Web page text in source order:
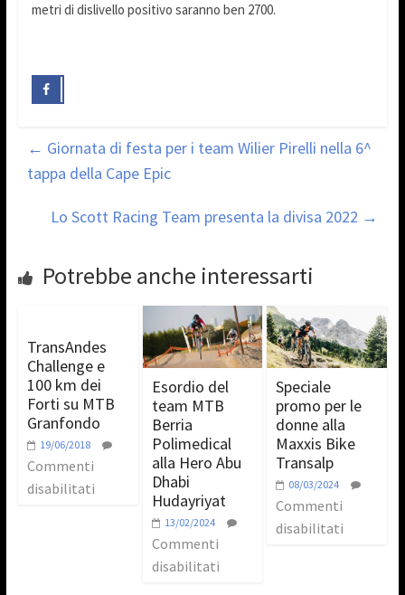
metri di dislivello positivo saranno ben 2700.
← Giornata di festa per i team Wilier Pirelli nella 6^
tappa della Cape Epic
Lo Scott Racing Team presenta la divisa 2022 →
Potrebbe anche interessarti
TransAndes
Challenge e
100 km dei
Forti su MTB
Granfondo
19/06/2018
Commenti
disabilitati
Esordio del
team MTB
Berria
Polimedical
alla Hero Abu
Dhabi
Hudayriyat
13/02/2024
Commenti
disabilitati
Speciale
promo per le
donne alla
Maxxis Bike
Transalp
08/03/2024
Commenti
disabilitati